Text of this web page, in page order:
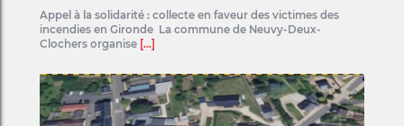
Appel à la solidarité : collecte en faveur des victimes des
incendies en Gironde La commune de Neuvy-Deux-
Clochers organise [...]